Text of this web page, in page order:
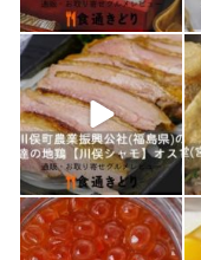
1月 10
shokutuu_kidori
1月 7
shokutuu_kidori